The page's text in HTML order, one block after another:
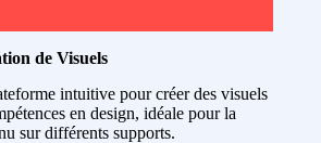
de Visuels
intuitive pour créer des visuels
en design, idéale pour la
sur différents supports.